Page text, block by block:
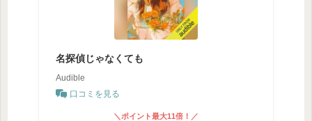
名探偵じゃなくても
Audible
口コミを見る
＼ポイント最大11倍！／